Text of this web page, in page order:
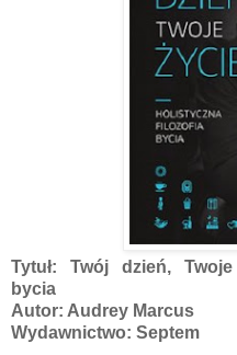
Tytuł: Twój dzień,
bycia
Autor: Audrey Marcus
Wydawnictwo: Septem